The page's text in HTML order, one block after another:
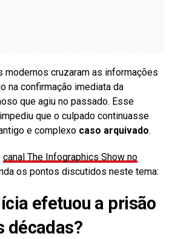
modernos cruzaram as informações
na confirmação imediata da
que agiu no passado. Esse
que o culpado continuasse
e complexo caso arquivado.
canal The Infographics Show no
os pontos discutidos neste tema:
efetuou a prisão
décadas?